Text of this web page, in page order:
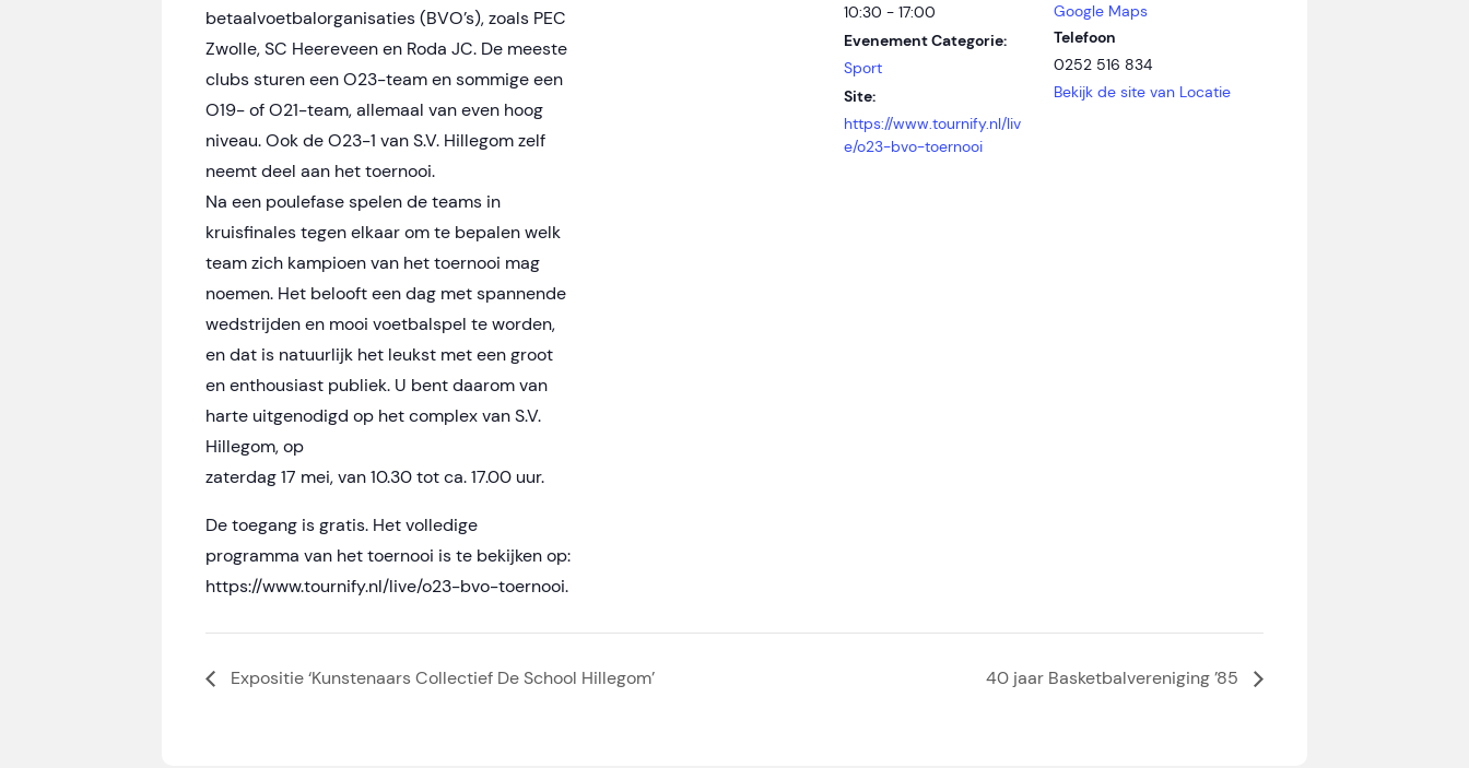
betaalvoetbalorganisaties (BVO’s), zoals PEC
Zwolle, SC Heereveen en Roda JC. De meeste
clubs sturen een O23-team en sommige een
O19- of O21-team, allemaal van even hoog
niveau. Ook de O23-1 van S.V. Hillegom zelf
neemt deel aan het toernooi.
Na een poulefase spelen de teams in
kruisfinales tegen elkaar om te bepalen welk
team zich kampioen van het toernooi mag
noemen. Het belooft een dag met spannende
wedstrijden en mooi voetbalspel te worden,
en dat is natuurlijk het leukst met een groot
en enthousiast publiek. U bent daarom van
harte uitgenodigd op het complex van S.V.
Hillegom, op
zaterdag 17 mei, van 10.30 tot ca. 17.00 uur.
De toegang is gratis. Het volledige
programma van het toernooi is te bekijken op:
https://www.tournify.nl/live/o23-bvo-toernooi.
10:30 - 17:00
Evenement Categorie:
Sport
Site:
https://www.tournify.nl/liv
e/o23-bvo-toernooi
Google Maps
Telefoon
0252 516 834
Bekijk de site van Locatie
Expositie ‘Kunstenaars Collectief De School Hillegom’ 40 jaar Basketbalvereniging ’85